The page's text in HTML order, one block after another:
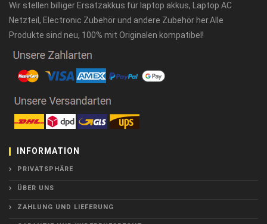
Wir stellen billiger Ersatzakkus für laptop akkus, Laptop AC
Netzteil, Electronic Zubehör und andere Zubehör her.Alle
Produkte sind neu, 100% mit Originalen kompatibel!
INFORMATION
PRIVATSPHÄRE
ÜBER UNS
ZAHLUNG UND LIEFERUNG